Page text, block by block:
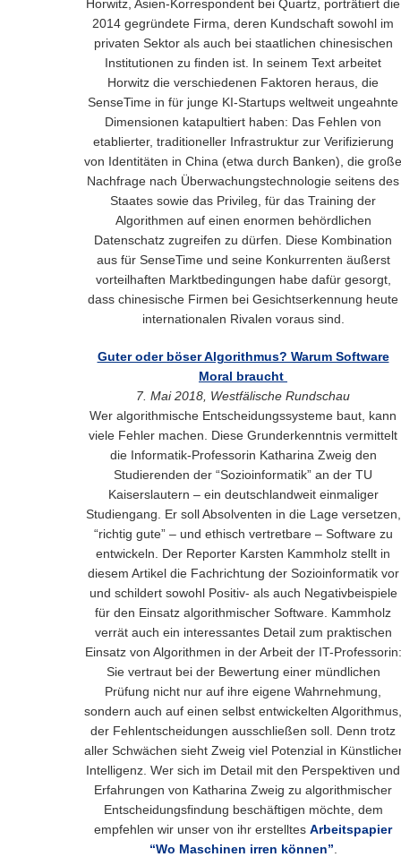
Horwitz, Asien-Korrespondent bei Quartz, porträtiert die
2014 gegründete Firma, deren Kundschaft sowohl im
privaten Sektor als auch bei staatlichen chinesischen
Institutionen zu finden ist. In seinem Text arbeitet
Horwitz die verschiedenen Faktoren heraus, die
SenseTime in für junge KI-Startups weltweit ungeahnte
Dimensionen katapultiert haben: Das Fehlen von
etablierter, traditioneller Infrastruktur zur Verifizierung
von Identitäten in China (etwa durch Banken), die große
Nachfrage nach Überwachungstechnologie seitens des
Staates sowie das Privileg, für das Training der
Algorithmen auf einen enormen behördlichen
Datenschatz zugreifen zu dürfen. Diese Kombination
aus für SenseTime und seine Konkurrenten äußerst
vorteilhaften Marktbedingungen habe dafür gesorgt,
dass chinesische Firmen bei Gesichtserkennung heute
internationalen Rivalen voraus sind.
Guter oder böser Algorithmus? Warum Software
Moral braucht
7. Mai 2018, Westfälische Rundschau
Wer algorithmische Entscheidungssysteme baut, kann
viele Fehler machen. Diese Grunderkenntnis vermittelt
die Informatik-Professorin Katharina Zweig den
Studierenden der “Sozioinformatik” an der TU
Kaiserslautern – ein deutschlandweit einmaliger
Studiengang. Er soll Absolventen in die Lage versetzen,
“richtig gute” – und ethisch vertretbare – Software zu
entwickeln. Der Reporter Karsten Kammholz stellt in
diesem Artikel die Fachrichtung der Sozioinformatik vor
und schildert sowohl Positiv- als auch Negativbeispiele
für den Einsatz algorithmischer Software. Kammholz
verrät auch ein interessantes Detail zum praktischen
Einsatz von Algorithmen in der Arbeit der IT-Professorin:
Sie vertraut bei der Bewertung einer mündlichen
Prüfung nicht nur auf ihre eigene Wahrnehmung,
sondern auch auf einen selbst entwickelten Algorithmus,
der Fehlentscheidungen ausschließen soll. Denn trotz
aller Schwächen sieht Zweig viel Potenzial in
Intelligenz. Wer sich im Detail mit den Perspektiven und
Erfahrungen von Katharina Zweig zu algorithmischer
Entscheidungsfindung beschäftigen möchte, dem
empfehlen wir unser von ihr erstelltes Arbeitspapier
“Wo Maschinen irren können”